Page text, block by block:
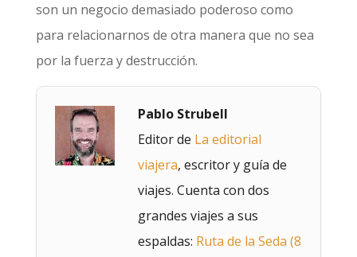
son un negocio demasiado poderoso como
para relacionarnos de otra manera que no sea
por la fuerza y destrucción.
Pablo Strubell
Editor de La editorial
viajera, escritor y guía de
viajes. Cuenta con dos
grandes viajes a sus
espaldas: Ruta de la Seda (8